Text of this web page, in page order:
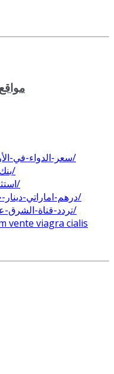
https://advocatesnairobi.com/سعر-الدواء-في-الأردن/
https://angosiam.com/بنك-سويسكوت/
https://angosiam.com/استثمار-مضمون/
https://enjazalkhaleej.com/درهم-اماراتي-دينار-جزائري/
https://starsone.site/تردد-قناة-الشرق-على-نايل-سات/
vente viagra cialis